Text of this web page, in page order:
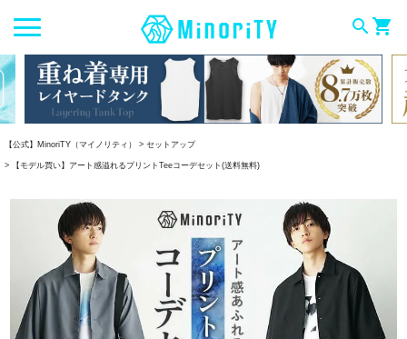
searchshopping_cart
【公式】MinoriTY（マイノリティ） セットアップ
【モデル買い】アート感溢れるプリントTeeコーデセット(送料無料)